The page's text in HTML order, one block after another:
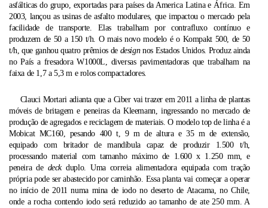
asfálticas do grupo, exportadas para países da America Latina e África. Em
2003, lançou as usinas de asfalto modulares, que impactou o mercado pela
facilidade de transporte. Elas trabalham por contrafluxo contínuo e
produzem de 50 a 150 t/h. O mais novo modelo é o Kompakt 500, de 50
t/h, que ganhou quatro prêmios de designnos Estados Unidos. Produz ainda
no País a fresadora W1000L, diversas pavimentadoras que trabalham na
faixa de 1,7 a 5,3 m e rolos compactadores.
Clauci Mortari adianta que a Ciber vai trazer em 2011 a linha de plantas
móveis de britagem e peneiras da Kleemann, ingressando no mercado de
produção de agregados e reciclagem de materiais. O modelo top de linha é a
Mobicat MC160, pesando 400 t, 9 m de altura e 35 m de extensão,
equipado com britador de mandíbula capaz de produzir 1.500 t/h,
processando material com tamanho máximo de 1.600 x 1.250 mm, e
peneira de deckduplo. Uma correia alimentadora equipada com tração
própria pode ser abastecido por caminhão. Essa planta vai começar a operar
no início de 2011 numa mina de iodo no deserto de Atacama, no Chile,
onde a rocha contendo iodo será reduzido ao tamanho de ate 250 mm. A